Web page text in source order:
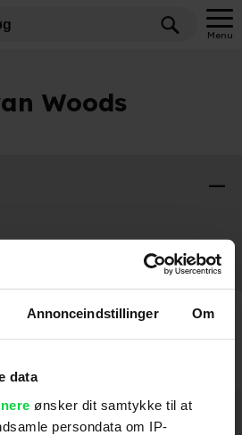
Annonceindstillinger Om
data
ønsker dit samtykke til at
persondata om IP-
Menu
Woods
opdateret